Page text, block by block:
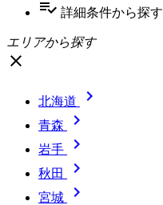
playlist_add_check 詳細条件から探す
エリアから探す
close
北海道 
青森 
岩手 
秋田 
宮城 